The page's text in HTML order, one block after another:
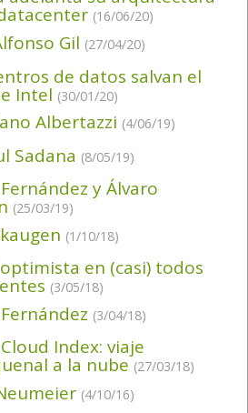
(16/06/20)
Gil (27/04/20)
de datos salvan el
Intel (30/01/20)
Albertazzi (4/06/19)
Sadana (8/05/19)
y Álvaro
(25/03/19)
(1/10/18)
en (casi) todos
(3/05/18)
(3/04/18)
Index: viaje
a la nube (27/03/18)
(4/10/16)